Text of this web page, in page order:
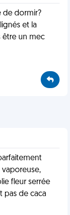
de dormir?
et la
être un mec
fleur serrée
pas de caca